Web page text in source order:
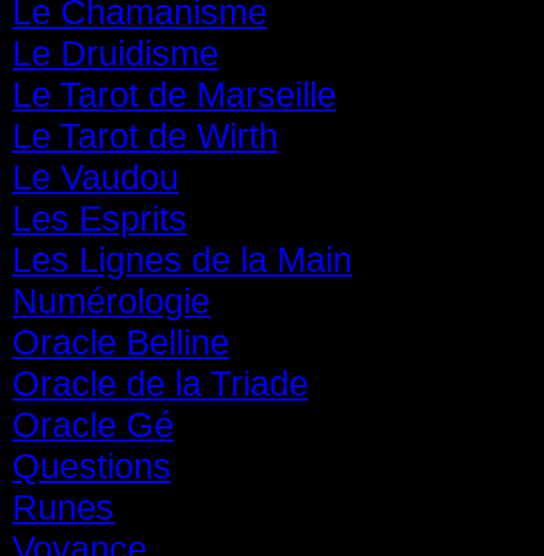
Le Chamanisme
Le Druidisme
Le Tarot de Marseille
Le Tarot de Wirth
Le Vaudou
Les Esprits
Les Lignes de la Main
Numérologie
Oracle Belline
Oracle de la Triade
Oracle Gé
Questions
Runes